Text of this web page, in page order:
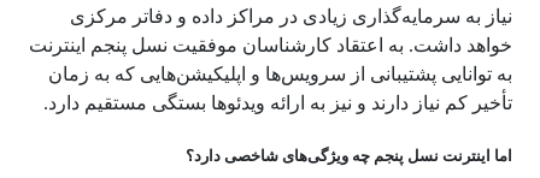
نیاز به سرمایه‌گذاری زیادی در مراکز داده و دفاتر مرکزی
خواهد داشت. به اعتقاد کارشناسان موفقیت نسل پنجم اینترنت
به توانایی پشتیبانی از سرویس‌ها و اپلیکیشن‌هایی که به زمان
تأخیر کم نیاز دارند و نیز به ارائه ویدئوها بستگی مستقیم دارد.
اما اینترنت نسل پنجم چه ویژگی‌های شاخصی دارد؟